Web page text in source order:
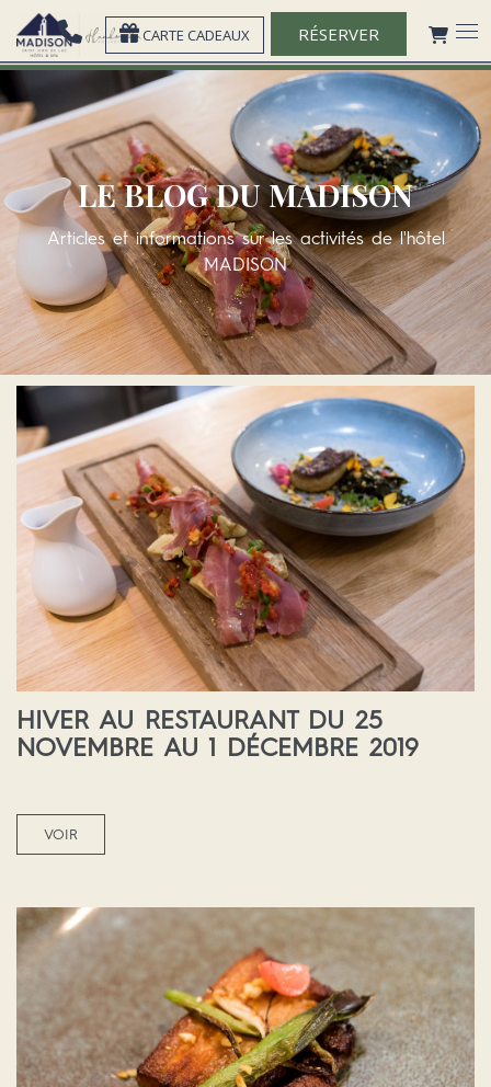
CARTE CADEAUX RÉSERVER
LE BLOG DU MADISON
Articles et informations sur les activités de l'hôtel
MADISON
HIVER AU RESTAURANT DU 25
NOVEMBRE AU 1 DÉCEMBRE 2019
VOIR